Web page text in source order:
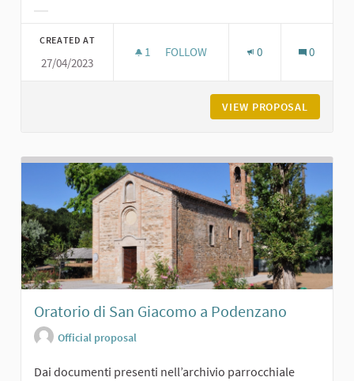
CREATED AT
27/04/2023
1 1 FOLLOWER
FOLLOW 0 0
VIEW PROPOSAL
Oratorio di San Giacomo a Podenzano
Official proposal
Dai documenti presenti nell’archivio parrocchiale